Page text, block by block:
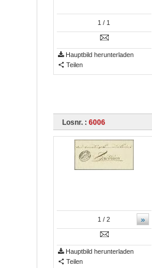
1 / 1
Hauptbild herunterladen
Teilen
Losnr. : 6006
»
1 / 2
Hauptbild herunterladen
Teilen